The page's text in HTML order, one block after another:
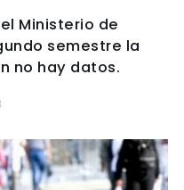
Ministerio de
semestre la
no hay datos.